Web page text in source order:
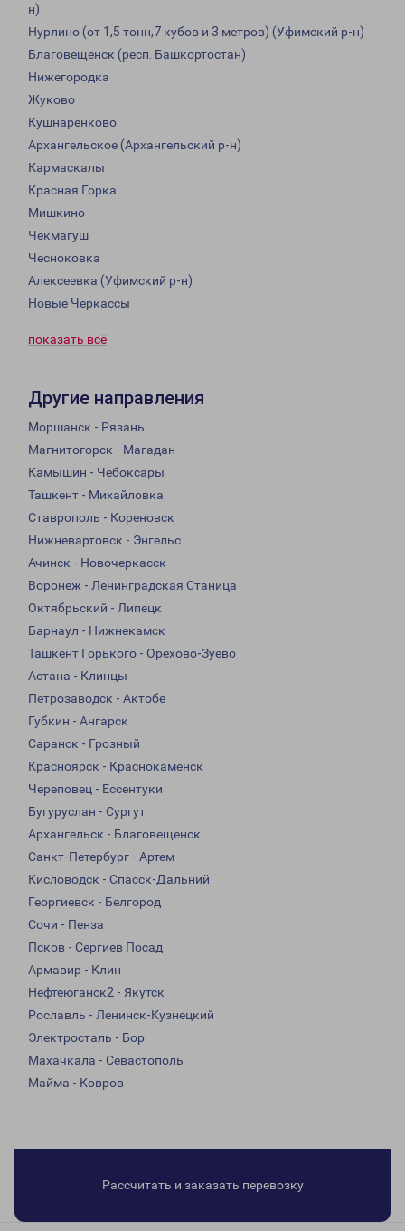
н)
Нурлино (от 1,5 тонн,7 кубов и 3 метров) (Уфимский р-н)
Благовещенск (респ. Башкортостан)
Нижегородка
Жуково
Кушнаренково
Архангельское (Архангельский р-н)
Кармаскалы
Красная Горка
Мишкино
Чекмагуш
Чесноковка
Алексеевка (Уфимский р-н)
Новые Черкассы
показать всё
Другие направления
Моршанск - Рязань
Магнитогорск - Магадан
Камышин - Чебоксары
Ташкент - Михайловка
Ставрополь - Кореновск
Нижневартовск - Энгельс
Ачинск - Новочеркасск
Воронеж - Ленинградская Станица
Октябрьский - Липецк
Барнаул - Нижнекамск
Ташкент Горького - Орехово-Зуево
Астана - Клинцы
Петрозаводск - Актобе
Губкин - Ангарск
Саранск - Грозный
Красноярск - Краснокаменск
Череповец - Ессентуки
Бугуруслан - Сургут
Архангельск - Благовещенск
Санкт-Петербург - Артем
Кисловодск - Спасск-Дальний
Георгиевск - Белгород
Сочи - Пенза
Псков - Сергиев Посад
Армавир - Клин
Нефтеюганск2 - Якутск
Рославль - Ленинск-Кузнецкий
Электросталь - Бор
Махачкала - Севастополь
Майма - Ковров
Рассчитать и заказать перевозку